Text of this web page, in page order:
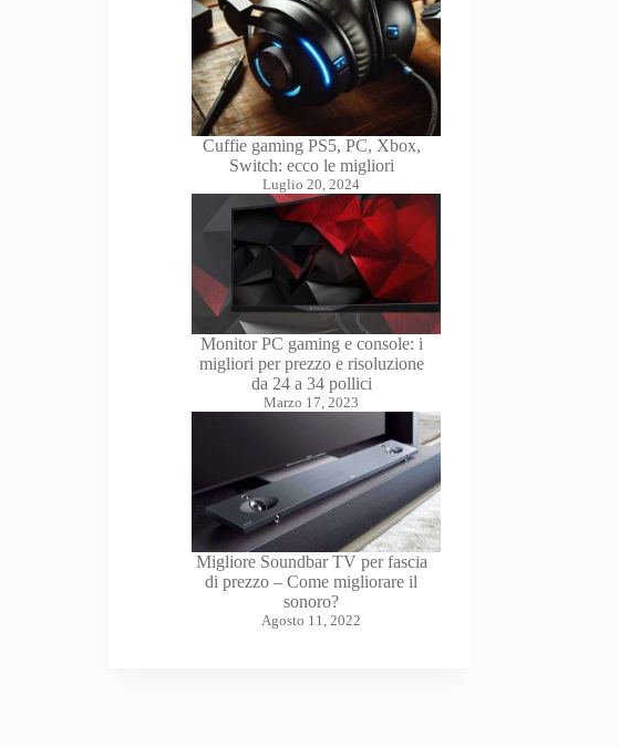
Cuffie gaming PS5, PC, Xbox,
Switch: ecco le migliori
Luglio 20, 2024
Monitor PC gaming e console: i
migliori per prezzo e risoluzione
da 24 a 34 pollici
Marzo 17, 2023
Migliore Soundbar TV per fascia
di prezzo – Come migliorare il
sonoro?
Agosto 11, 2022